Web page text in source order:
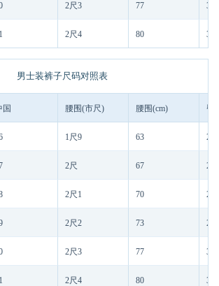
2尺3 77 3尺
2尺4 80 3
男士装裤子尺码对照表
国 腰围(市尺) 腰围(cm) 臀
1尺9 63 2
2尺 67 2
2尺1 70 2
2尺2 73 2
2尺3 77 3尺
2尺4 80 3